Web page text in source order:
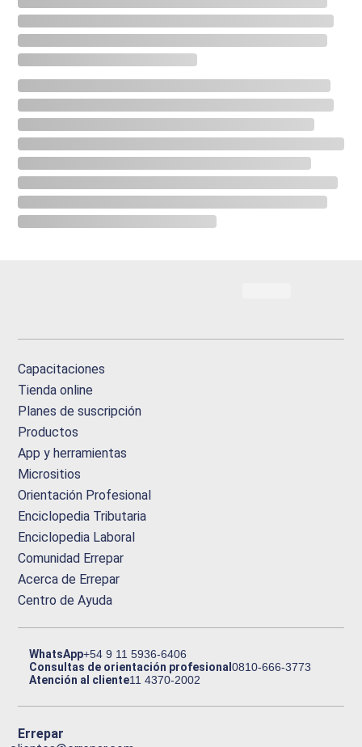
Capacitaciones
Tienda online
Planes de suscripción
Productos
App y herramientas
Micrositios
Orientación Profesional
Enciclopedia Tributaria
Enciclopedia Laboral
Comunidad Errepar
Acerca de Errepar
Centro de Ayuda
WhatsApp+54 9 11 5936-6406
Consultas de orientación profesional0810-666-3773
Atención al cliente11 4370-2002
Errepar